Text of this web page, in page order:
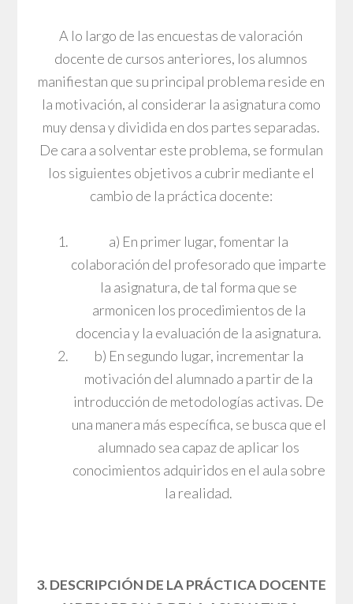
A lo largo de las encuestas de valoración
docente de cursos anteriores, los alumnos
manifiestan que su principal problema reside en
la motivación, al considerar la asignatura como
muy densa y dividida en dos partes separadas.
De cara a solventar este problema, se formulan
los siguientes objetivos a cubrir mediante el
cambio de la práctica docente:
a) En primer lugar, fomentar la
colaboración del profesorado que imparte
la asignatura, de tal forma que se
armonicen los procedimientos de la
docencia y la evaluación de la asignatura.
b) En segundo lugar, incrementar la
motivación del alumnado a partir de la
introducción de metodologías activas. De
una manera más específica, se busca que el
alumnado sea capaz de aplicar los
conocimientos adquiridos en el aula sobre
la realidad.
3. DESCRIPCIÓN DE LA PRÁCTICA DOCENTE